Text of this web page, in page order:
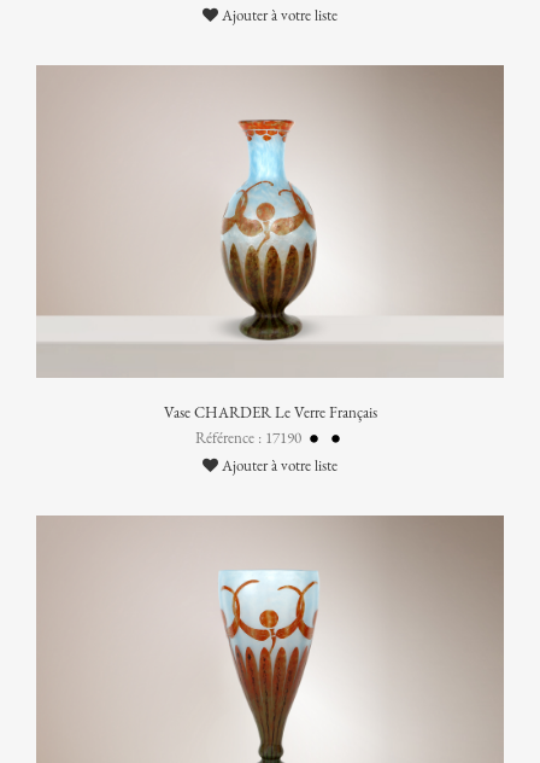
Ajouter à votre liste
Vase CHARDER Le Verre Français
Référence : 17190
Ajouter à votre liste